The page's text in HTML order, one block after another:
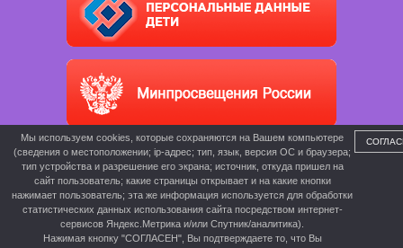
Мы используем cookies, которые сохраняются на Вашем компьютере
(сведения о местоположении; ip-адрес; тип, язык, версия ОС и браузера;
тип устройства и разрешение его экрана; источник, откуда пришел на
сайт пользователь; какие страницы открывает и на какие кнопки
нажимает пользователь; эта же информация используется для обработки
статистических данных использования сайта посредством интернет-
сервисов Яндекс.Метрика и/или Спутник/аналитика).
Нажимая кнопку "СОГЛАСЕН", Вы подтверждаете то, что Вы